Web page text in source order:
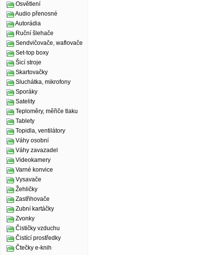
Osvětlení
Audio přenosné
Autorádia
Ruční šlehače
Sendvičovače, waflovače
Set-top boxy
Šicí stroje
Skartovačky
Sluchátka, mikrofony
Sporáky
Satelity
Teploměry, měřiče tlaku
Tablety
Topidla, ventilátory
Váhy osobní
Váhy zavazadel
Videokamery
Varné konvice
Vysavače
Žehličky
Zastřihovače
Zubní kartáčky
Zvonky
Čističky vzduchu
Čistící prostředky
Čtečky e-knih